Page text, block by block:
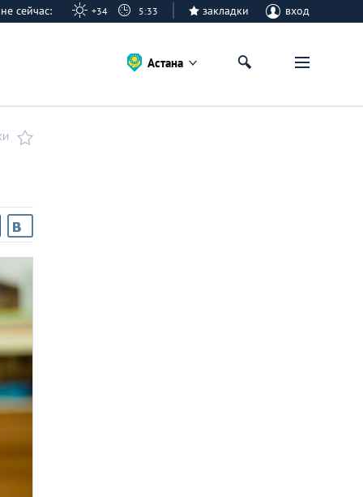
сейчас: +34 5:33 закладки вход
Астана